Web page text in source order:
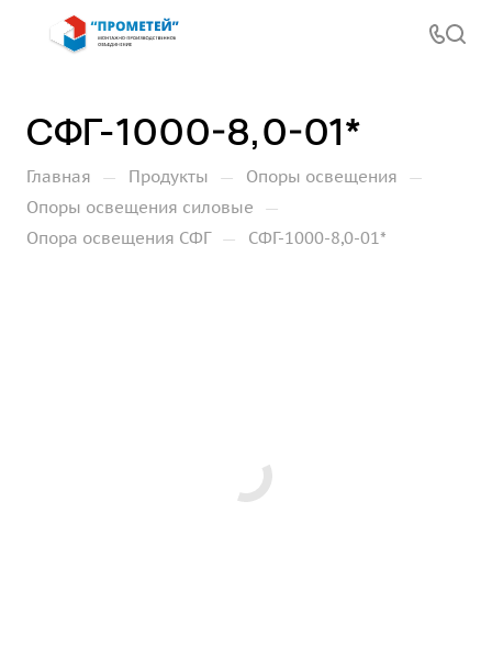
СФГ-1000-8,0-01*
Главная — Продукты — Опоры освещения —
Опоры освещения силовые —
Опора освещения СФГ — СФГ-1000-8,0-01*